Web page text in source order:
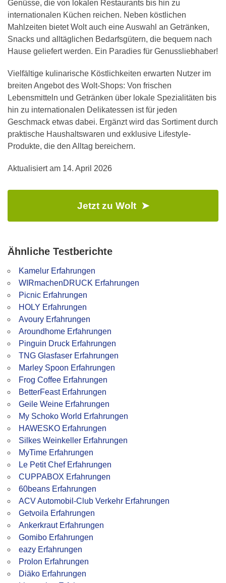
Genüsse, die von lokalen Restaurants bis hin zu
internationalen Küchen reichen. Neben köstlichen
Mahlzeiten bietet Wolt auch eine Auswahl an Getränken,
Snacks und alltäglichen Bedarfsgütern, die bequem nach
Hause geliefert werden. Ein Paradies für Genussliebhaber!
Vielfältige kulinarische Köstlichkeiten erwarten Nutzer im
breiten Angebot des Wolt-Shops: Von frischen
Lebensmitteln und Getränken über lokale Spezialitäten bis
hin zu internationalen Delikatessen ist für jeden
Geschmack etwas dabei. Ergänzt wird das Sortiment durch
praktische Haushaltswaren und exklusive Lifestyle-
Produkte, die den Alltag bereichern.
Aktualisiert am 14. April 2026
Jetzt zu Wolt ➤
Ähnliche Testberichte
Kamelur Erfahrungen
WIRmachenDRUCK Erfahrungen
Picnic Erfahrungen
HOLY Erfahrungen
Avoury Erfahrungen
Aroundhome Erfahrungen
Pinguin Druck Erfahrungen
TNG Glasfaser Erfahrungen
Marley Spoon Erfahrungen
Frog Coffee Erfahrungen
BetterFeast Erfahrungen
Geile Weine Erfahrungen
My Schoko World Erfahrungen
HAWESKO Erfahrungen
Silkes Weinkeller Erfahrungen
MyTime Erfahrungen
Le Petit Chef Erfahrungen
CUPPABOX Erfahrungen
60beans Erfahrungen
ACV Automobil-Club Verkehr Erfahrungen
Getvoila Erfahrungen
Ankerkraut Erfahrungen
Gomibo Erfahrungen
eazy Erfahrungen
Prolon Erfahrungen
Diäko Erfahrungen